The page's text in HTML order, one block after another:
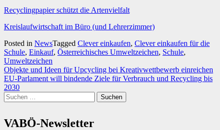
Recyclingpapier schützt die Artenvielfalt
Kreislaufwirtschaft im Büro (und Lehrerzimmer)
Posted in NewsTagged Clever einkaufen, Clever einkaufen für die
Schule, Einkauf, Österreichisches Umweltzeichen, Schule,
Umweltzeichen
Beitragsnavigation
Objekte und Ideen für Upcycling bei Kreativwettbewerb einreichen
EU-Parlament will bindende Ziele für Verbrauch und Recycling bis
2030
Suchen
nach:
VABÖ-Newsletter